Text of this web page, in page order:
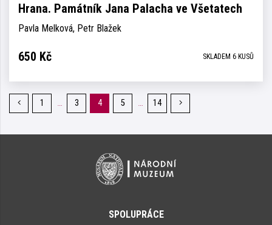
Hrana. Památník Jana Palacha ve Všetatech
Pavla Melková, Petr Blažek
650 Kč SKLADEM 6 KUSŮ
Předchozí
1 … 3 4 5 … 14
Následující
SPOLUPRÁCE